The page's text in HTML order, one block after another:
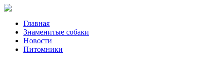
Главная
Знаменитые собаки
Новости
Питомники